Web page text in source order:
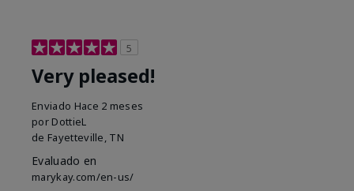
5
Very pleased!
Enviado Hace 2 meses
por DottieL
de Fayetteville, TN
Evaluado en
marykay.com/en-us/